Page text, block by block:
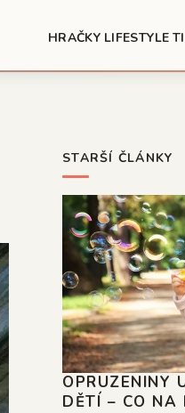
HRAČKY LIFESTYLE
STARŠÍ ČLÁNKY
OPRUZENINY
DĚTÍ – CO NA